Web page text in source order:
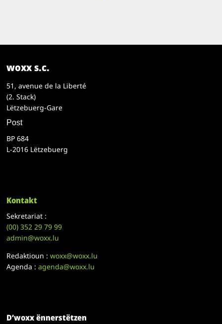
woxx s.c.
51, avenue de la Liberté
(2. Stack)
Lëtzebuerg-Gare
Post
BP 684
L-2016 Lëtzebuerg
Kontakt
Sekretariat :
(00)352 29 79 99
admin@woxx.lu
Redaktioun :woxx@woxx.lu
Agenda :agenda@woxx.lu
D’woxx ënnerstëtzen